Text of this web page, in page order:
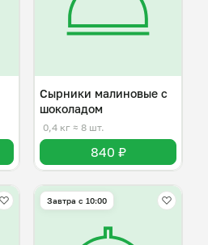
Сырники малиновые с
шоколадом
0,4 кг ≈ 8 шт.
840 ₽
Завтра c 10:00